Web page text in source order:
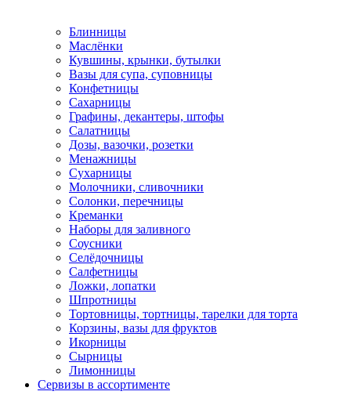
Блинницы
Маслёнки
Кувшины, крынки, бутылки
Вазы для супа, суповницы
Конфетницы
Сахарницы
Графины, декантеры, штофы
Салатницы
Дозы, вазочки, розетки
Менажницы
Сухарницы
Молочники, сливочники
Солонки, перечницы
Креманки
Наборы для заливного
Соусники
Селёдочницы
Салфетницы
Ложки, лопатки
Шпротницы
Тортовницы, тортницы, тарелки для торта
Корзины, вазы для фруктов
Икорницы
Сырницы
Лимонницы
Сервизы в ассортименте